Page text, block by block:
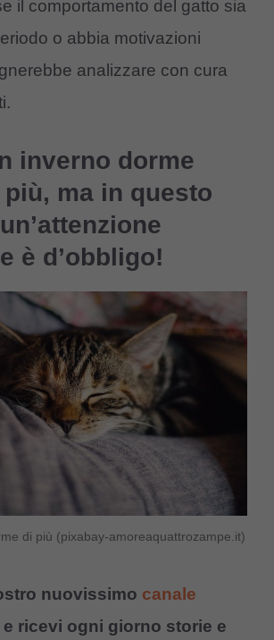
il comportamento del gatto sia
o abbia motivazioni
analizzare con cura
inverno dorme
ma in questo
è d’obbligo!
di più (pixabay-amoreaquattrozampe.it)
nuovissimo canale
e ricevi ogni giorno storie e